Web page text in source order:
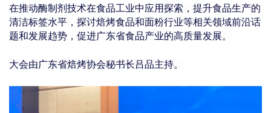
在推动酶制剂技术在食品工业中应用探索，提升食品生产的
清洁标签水平，探讨焙烤食品和面粉行业等相关领域前沿话
题和发展趋势，促进广东省食品产业的高质量发展。
大会由广东省焙烤协会秘书长吕品主持。